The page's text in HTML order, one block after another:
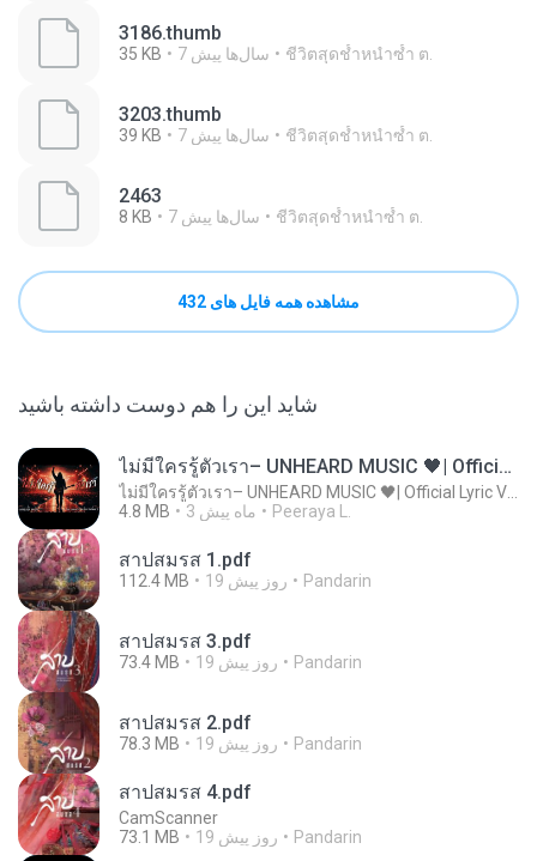
3186.thumb
35 KB 7 سال‌ها پیش ชีวิตสุดช้ำหนำซ้ำ ต.
3203.thumb
39 KB 7 سال‌ها پیش ชีวิตสุดช้ำหนำซ้ำ ต.
2463
8 KB 7 سال‌ها پیش ชีวิตสุดช้ำหนำซ้ำ ต.
مشاهده همه فایل های 432
شاید این را هم دوست داشته باشید
ไม่มีใครรู้ตัวเรา– UNHEARD MUSIC 🖤| Official Lyric Video | เพลงสู้ชีวิต
4.8 MB
3 ماه پیش Peeraya L.
สาปสมรส 1.pdf
112.4 MB 19 روز پیش Pandarin
สาปสมรส 3.pdf
73.4 MB 19 روز پیش Pandarin
สาปสมรส 2.pdf
78.3 MB 19 روز پیش Pandarin
สาปสมรส 4.pdf
CamScanner
73.1 MB
19 روز پیش Pandarin